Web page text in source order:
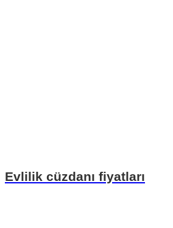
Evlilik cüzdanı fiyatları